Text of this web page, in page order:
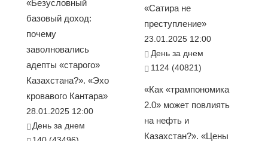
«Безусловный
базовый доход:
почему
заволновались
адепты «старого»
Казахстана?». «Эхо
кровавого Кантара»
28.01.2025 12:00
День за днем
«Сатира не
преступление»
23.01.2025 12:00
День за днем
1124 (40821)
«Как «трампономика
2.0» может повлиять
на нефть и
Казахстан?». «Цены